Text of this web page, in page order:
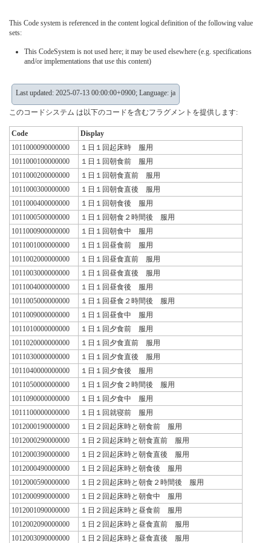
This Code system is referenced in the content logical definition of the following value
sets:
This CodeSystem is not used here; it may be used elsewhere (e.g. specifications
and/or implementations that use this content)
Last updated: 2025-07-13 00:00:00+0900; Language: ja
このコードシステム は以下のコードを含むフラグメントを提供します:
Code
Display
1011000090000000
１日１回起床時 服用
1011000100000000
１日１回朝食前 服用
1011000200000000
１日１回朝食直前 服用
1011000300000000
１日１回朝食直後 服用
1011000400000000
１日１回朝食後 服用
1011000500000000
１日１回朝食２時間後 服用
1011000900000000
１日１回朝食中 服用
1011001000000000
１日１回昼食前 服用
1011002000000000
１日１回昼食直前 服用
1011003000000000
１日１回昼食直後 服用
1011004000000000
１日１回昼食後 服用
1011005000000000
１日１回昼食２時間後 服用
1011009000000000
１日１回昼食中 服用
1011010000000000
１日１回夕食前 服用
1011020000000000
１日１回夕食直前 服用
1011030000000000
１日１回夕食直後 服用
1011040000000000
１日１回夕食後 服用
1011050000000000
１日１回夕食２時間後 服用
1011090000000000
１日１回夕食中 服用
1011100000000000
１日１回就寝前 服用
1012000190000000
１日２回起床時と朝食前 服用
1012000290000000
１日２回起床時と朝食直前 服用
1012000390000000
１日２回起床時と朝食直後 服用
1012000490000000
１日２回起床時と朝食後 服用
1012000590000000
１日２回起床時と朝食２時間後 服用
1012000990000000
１日２回起床時と朝食中 服用
1012001090000000
１日２回起床時と昼食前 服用
1012002090000000
１日２回起床時と昼食直前 服用
1012003090000000
１日２回起床時と昼食直後 服用